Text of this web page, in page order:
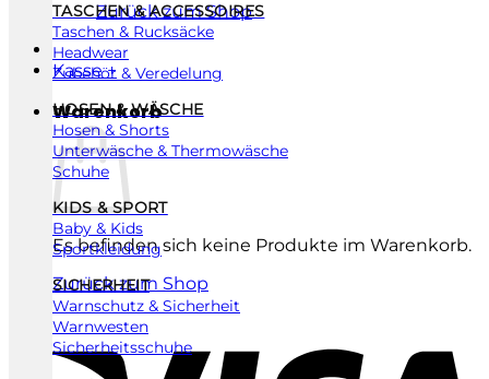
Zurück zum Shop
Kasse +
Warenkorb
Es befinden sich keine Produkte im Warenkorb.
Zurück zum Shop
TASCHEN & ACCESSOIRES
Taschen & Rucksäcke
Headwear
Zubehör & Veredelung
HOSEN & WÄSCHE
Hosen & Shorts
Unterwäsche & Thermowäsche
Schuhe
KIDS & SPORT
Baby & Kids
Sportkleidung
SICHERHEIT
Warnschutz & Sicherheit
Warnwesten
Sicherheitsschuhe